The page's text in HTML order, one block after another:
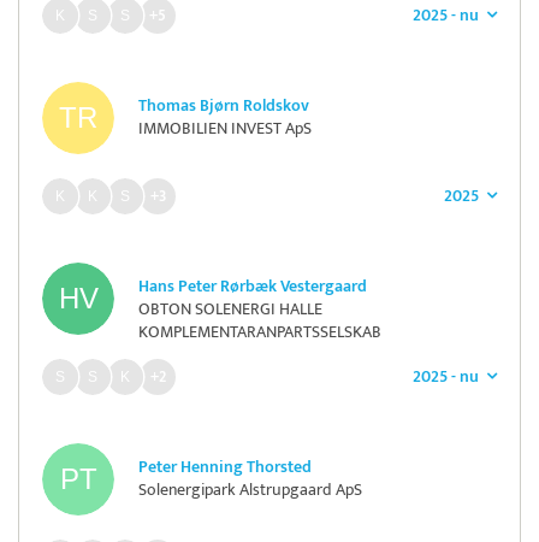
2025 - nu
+5
Thomas Bjørn Roldskov
IMMOBILIEN INVEST ApS
2025
+3
Hans Peter Rørbæk Vestergaard
OBTON SOLENERGI HALLE
KOMPLEMENTARANPARTSSELSKAB
2025 - nu
+2
Peter Henning Thorsted
Solenergipark Alstrupgaard ApS